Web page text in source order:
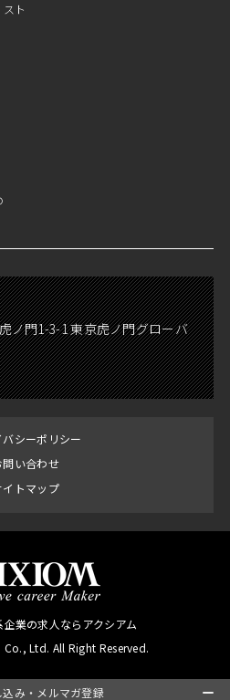
み・メルマガ登録
ト
ノ門1-3-1 東京虎ノ門グローバ
バシーポリシー
問い合わせ
イトマップ
業の求人ならアクシアム
Ltd. All Right Reserved.